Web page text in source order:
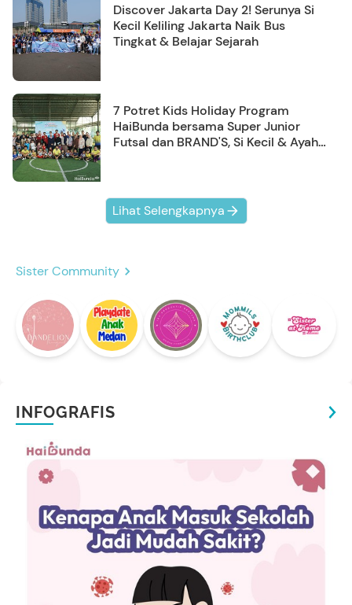
Discover Jakarta Day 2! Serunya Si
Kecil Keliling Jakarta Naik Bus
Tingkat & Belajar Sejarah
7 Potret Kids Holiday Program
HaiBunda bersama Super Junior
Futsal dan BRAND'S, Si Kecil & Ayah
Lihat Selengkapnya
Sister Community
INFOGRAFIS